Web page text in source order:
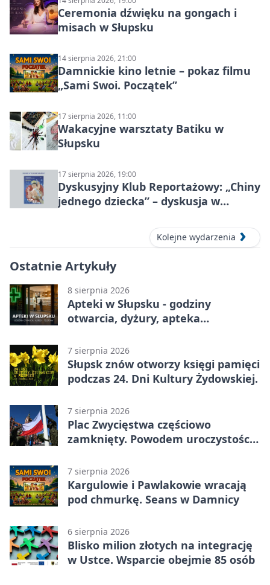
Ceremonia dźwięku na gongach i
misach w Słupsku
14 sierpnia 2026, 21:00
Damnickie kino letnie – pokaz filmu
„Sami Swoi. Początek”
17 sierpnia 2026, 11:00
Wakacyjne warsztaty Batiku w
Słupsku
17 sierpnia 2026, 19:00
Dyskusyjny Klub Reportażowy: „Chiny
jednego dziecka” – dyskusja w
Kolejne wydarzenia
Ostatnie Artykuły
8 sierpnia 2026
Apteki w Słupsku - godziny
otwarcia, dyżury, apteka
7 sierpnia 2026
Słupsk znów otworzy księgi pamięci
podczas 24. Dni Kultury Żydowskiej.
7 sierpnia 2026
Plac Zwycięstwa częściowo
zamknięty. Powodem uroczystości
7 sierpnia 2026
Kargulowie i Pawlakowie wracają
pod chmurkę. Seans w Damnicy
6 sierpnia 2026
Blisko milion złotych na integrację
w Ustce. Wsparcie obejmie 85 osób